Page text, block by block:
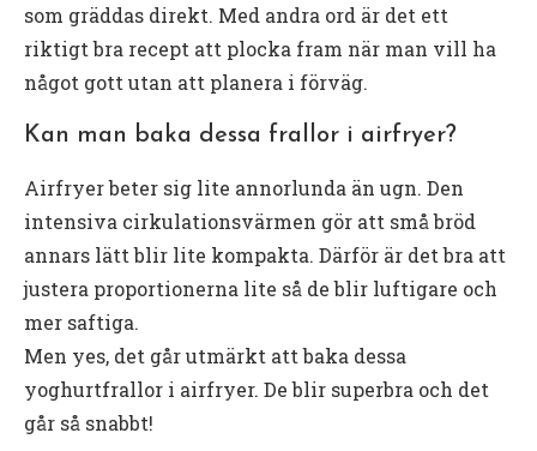
som gräddas direkt. Med andra ord är det ett
riktigt bra recept att plocka fram när man vill ha
något gott utan att planera i förväg.
Kan man baka dessa frallor i airfryer?
Airfryer beter sig lite annorlunda än ugn. Den
intensiva cirkulationsvärmen gör att små bröd
annars lätt blir lite kompakta. Därför är det bra att
justera proportionerna lite så de blir luftigare och
mer saftiga.
Men yes, det går utmärkt att baka dessa
yoghurtfrallor i airfryer. De blir superbra och det
går så snabbt!